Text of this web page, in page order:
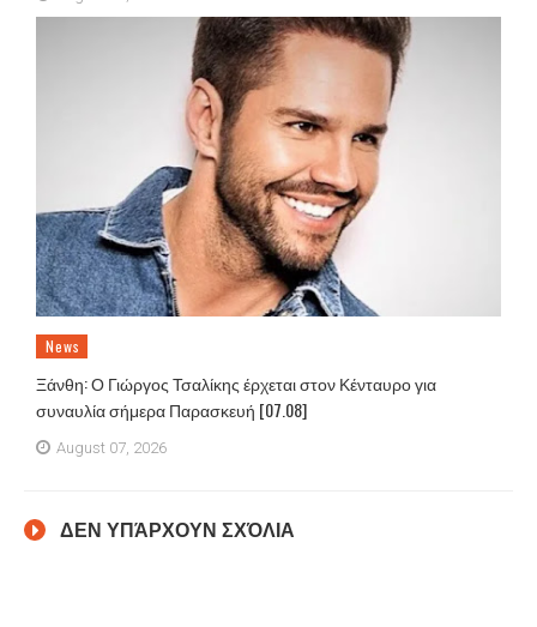
News
Ξάνθη: Ο Γιώργος Τσαλίκης έρχεται στον Κένταυρο για
συναυλία σήμερα Παρασκευή [07.08]
August 07, 2026
ΔΕΝ ΥΠΆΡΧΟΥΝ ΣΧΌΛΙΑ